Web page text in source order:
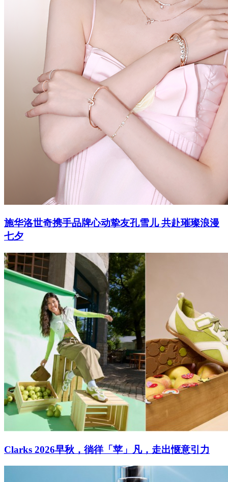
施华洛世奇携手品牌心动挚友孔雪儿 共赴璀璨浪漫
七夕
Clarks 2026早秋，徜徉「苹」凡，走出惬意引力